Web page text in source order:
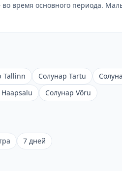
время основного периода.
Tallinn Солунар Tartu
Солунар Võru
7 дней